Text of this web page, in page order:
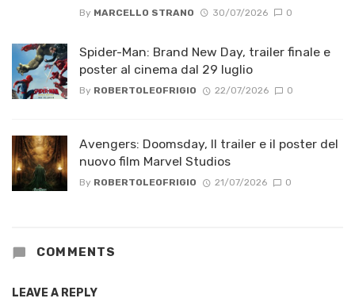
By MARCELLO STRANO 30/07/2026 0
Spider-Man: Brand New Day, trailer finale e
poster al cinema dal 29 luglio
By ROBERTOLEOFRIGIO 22/07/2026 0
Avengers: Doomsday, Il trailer e il poster del
nuovo film Marvel Studios
By ROBERTOLEOFRIGIO 21/07/2026 0
COMMENTS
LEAVE A REPLY